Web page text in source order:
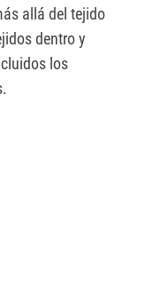
allá del tejido
dentro y
los